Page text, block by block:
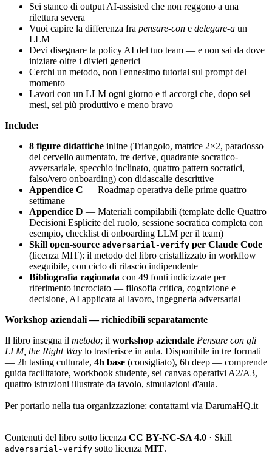
Sei stanco di output AI-assisted che non reggono a una
rilettura severa
Vuoi capire la differenza fra pensare-con e delegare-a un
LLM
Devi disegnare la policy AI del tuo team — e non sai da dove
iniziare oltre i divieti generici
Cerchi un metodo, non l'ennesimo tutorial sul prompt del
momento
Lavori con un LLM ogni giorno e ti accorgi che, dopo sei
mesi, sei più produttivo e meno bravo
Include:
8 figure didattiche inline (Triangolo, matrice 2×2, paradosso
del cervello aumentato, tre derive, quadrante socratico-
avversariale, specchio inclinato, quattro pattern socratici,
falso/vero onboarding) con didascalie descrittive
Appendice C — Roadmap operativa delle prime quattro
settimane
Appendice D — Materiali compilabili (template delle Quattro
Decisioni Esplicite del ruolo, sessione socratica completa con
esempio, checklist di onboarding LLM per il team)
Skill open-source adversarial-verify per Claude Code
(licenza MIT): il metodo del libro cristallizzato in workflow
eseguibile, con ciclo di rilascio indipendente
Bibliografia ragionata con 49 fonti indicizzate per
riferimento incrociato — filosofia critica, cognizione e
decisione, AI applicata al lavoro, ingegneria adversarial
Workshop aziendali — richiedibili separatamente
Il libro insegna il metodo; il workshop aziendale Pensare con gli
LLM, the Right Way lo trasferisce in aula. Disponibile in tre formati
— 2h tasting culturale, 4h base (consigliato), 6h deep — comprende
guida facilitatore, workbook studente, sei canvas operativi A2/A3,
quattro istruzioni illustrate da tavolo, simulazioni d'aula.
Per portarlo nella tua organizzazione: contattami via DarumaHQ.it
Contenuti del libro sotto licenza CC BY-NC-SA 4.0 · Skill
adversarial-verify sotto licenza MIT.